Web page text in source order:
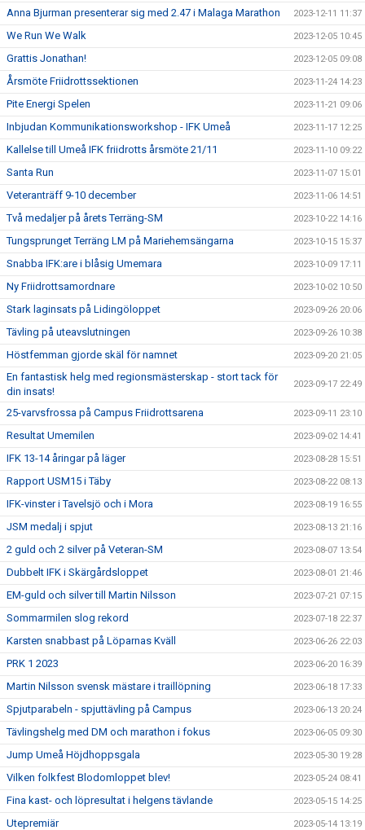
Anna Bjurman presenterar sig med 2.47 i Malaga Marathon 2023-12-11 11:37
We Run We Walk 2023-12-05 10:45
Grattis Jonathan! 2023-12-05 09:08
Årsmöte Friidrottssektionen 2023-11-24 14:23
Pite Energi Spelen 2023-11-21 09:06
Inbjudan Kommunikationsworkshop - IFK Umeå 2023-11-17 12:25
Kallelse till Umeå IFK friidrotts årsmöte 21/11 2023-11-10 09:22
Santa Run 2023-11-07 15:01
Veteranträff 9-10 december 2023-11-06 14:51
Två medaljer på årets Terräng-SM 2023-10-22 14:16
Tungsprunget Terräng LM på Mariehemsängarna 2023-10-15 15:37
Snabba IFK:are i blåsig Umemara 2023-10-09 17:11
Ny Friidrottsamordnare 2023-10-02 10:50
Stark laginsats på Lidingöloppet 2023-09-26 20:06
Tävling på uteavslutningen 2023-09-26 10:38
Höstfemman gjorde skäl för namnet 2023-09-20 21:05
En fantastisk helg med regionsmästerskap - stort tack för
din insats!
2023-09-17 22:49
25-varvsfrossa på Campus Friidrottsarena 2023-09-11 23:10
Resultat Umemilen 2023-09-02 14:41
IFK 13-14 åringar på läger 2023-08-28 15:51
Rapport USM15 i Täby 2023-08-22 08:13
IFK-vinster i Tavelsjö och i Mora 2023-08-19 16:55
JSM medalj i spjut 2023-08-13 21:16
2 guld och 2 silver på Veteran-SM 2023-08-07 13:54
Dubbelt IFK i Skärgårdsloppet 2023-08-01 21:46
EM-guld och silver till Martin Nilsson 2023-07-21 07:15
Sommarmilen slog rekord 2023-07-18 22:37
Karsten snabbast på Löparnas Kväll 2023-06-26 22:03
PRK 1 2023 2023-06-20 16:39
Martin Nilsson svensk mästare i traillöpning 2023-06-18 17:33
Spjutparabeln - spjuttävling på Campus 2023-06-13 20:24
Tävlingshelg med DM och marathon i fokus 2023-06-05 09:30
Jump Umeå Höjdhoppsgala 2023-05-30 19:28
Vilken folkfest Blodomloppet blev! 2023-05-24 08:41
Fina kast- och löpresultat i helgens tävlande 2023-05-15 14:25
Utepremiär 2023-05-14 13:19